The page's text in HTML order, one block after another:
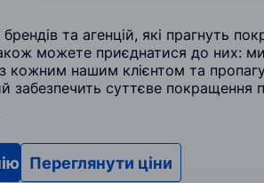
та агенцій, які прагнуть
можете приєднатися до них:
кожним нашим клієнтом та
забезпечить суттєве покращення
Переглянути ціни